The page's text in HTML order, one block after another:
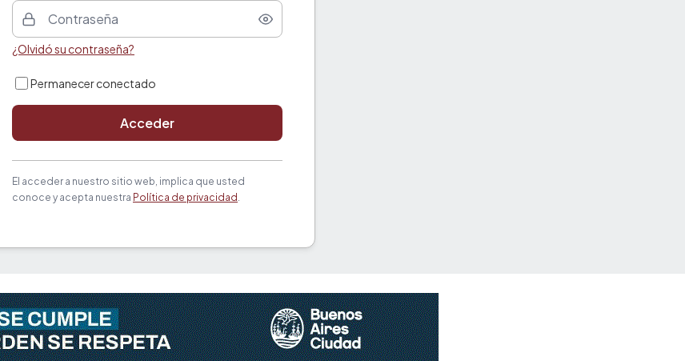
¿Olvidó su contraseña?
Permanecer conectado
Acceder
El acceder a nuestro sitio web, implica que usted
conoce y acepta nuestra Política de privacidad .